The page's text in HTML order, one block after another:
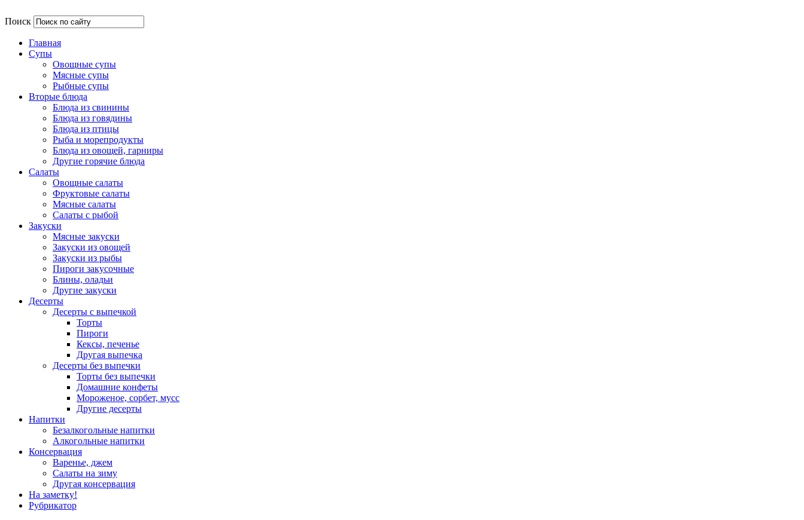
Поиск
Главная
Супы
Овощные супы
Мясные супы
Рыбные супы
Вторые блюда
Блюда из свинины
Блюда из говядины
Блюда из птицы
Рыба и морепродукты
Блюда из овощей, гарниры
Другие горячие блюда
Салаты
Овощные салаты
Фруктовые салаты
Мясные салаты
Салаты с рыбой
Закуски
Мясные закуски
Закуски из овощей
Закуски из рыбы
Пироги закусочные
Блины, оладьи
Другие закуски
Десерты
Десерты с выпечкой
Торты
Пироги
Кексы, печенье
Другая выпечка
Десерты без выпечки
Торты без выпечки
Домашние конфеты
Мороженое, сорбет, мусс
Другие десерты
Напитки
Безалкогольные напитки
Алкогольные напитки
Консервация
Варенье, джем
Салаты на зиму
Другая консервация
На заметку!
Рубрикатор